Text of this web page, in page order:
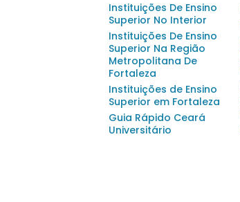
Instituições De Ensino
Superior No Interior
Instituições De Ensino
Superior Na Região
Metropolitana De
Fortaleza
Instituições de Ensino
Superior em Fortaleza
Guia Rápido Ceará
Universitário